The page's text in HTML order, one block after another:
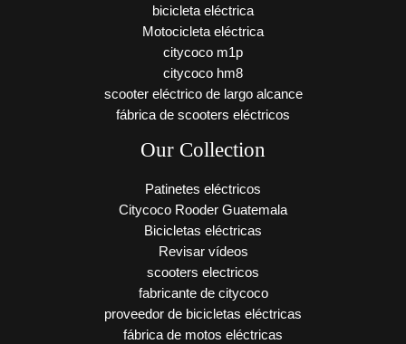
bicicleta eléctrica
Motocicleta eléctrica
citycoco m1p
citycoco hm8
scooter eléctrico de largo alcance
fábrica de scooters eléctricos
Our Collection
Patinetes eléctricos
Citycoco Rooder Guatemala
Bicicletas eléctricas
Revisar vídeos
scooters electricos
fabricante de citycoco
proveedor de bicicletas eléctricas
fábrica de motos eléctricas